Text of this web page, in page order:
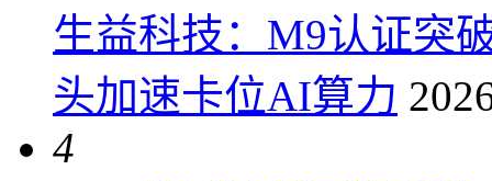
生益科技：M9认证突
头加速卡位AI算力
4